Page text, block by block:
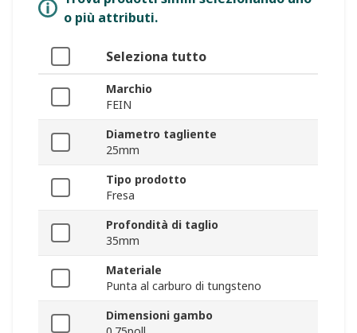
o più attributi.
Seleziona tutto
Marchio
FEIN
Diametro tagliente
25mm
Tipo prodotto
Fresa
Profondità di taglio
35mm
Materiale
Punta al carburo di tungsteno
Dimensioni gambo